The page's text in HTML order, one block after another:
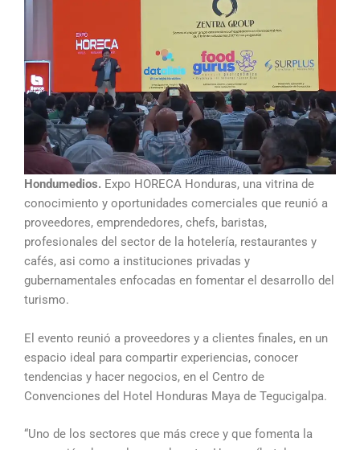
Hondumedios. Expo HORECA Honduras, una vitrina de
conocimiento y oportunidades comerciales que reunió a
proveedores, emprendedores, chefs, baristas,
profesionales del sector de la hotelería, restaurantes y
cafés, asi como a instituciones privadas y
gubernamentales enfocadas en fomentar el desarrollo del
turismo.
El evento reunió a proveedores y a clientes finales, en un
espacio ideal para compartir experiencias, conocer
tendencias y hacer negocios, en el Centro de
Convenciones del Hotel Honduras Maya de Tegucigalpa.
“Uno de los sectores que más crece y que fomenta la